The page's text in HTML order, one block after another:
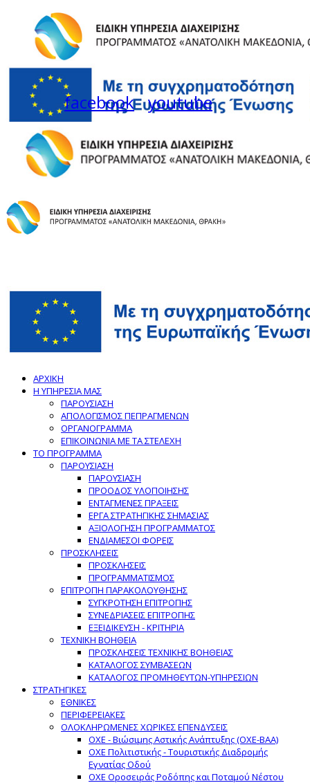
facebook
youtube
Instagram
ΑΡΧΙΚΗ
Η ΥΠΗΡΕΣΙΑ ΜΑΣ
ΠΑΡΟΥΣΙΑΣΗ
ΑΠΟΛΟΓΙΣΜΟΣ ΠΕΠΡΑΓΜΕΝΩΝ
ΟΡΓΑΝΟΓΡΑΜΜΑ
ΕΠΙΚΟΙΝΩΝΙΑ ΜΕ ΤΑ ΣΤΕΛΕΧΗ
ΤΟ ΠΡΟΓΡΑΜΜΑ
ΠΑΡΟΥΣΙΑΣΗ
ΠΑΡΟΥΣΙΑΣΗ
ΠΡΟΟΔΟΣ ΥΛΟΠΟΙΗΣΗΣ
ΕΝΤΑΓΜΕΝΕΣ ΠΡΑΞΕΙΣ
ΕΡΓΑ ΣΤΡΑΤΗΓΙΚΗΣ ΣΗΜΑΣΙΑΣ
ΑΞΙΟΛΟΓΗΣΗ ΠΡΟΓΡΑΜΜΑΤΟΣ
ΕΝΔΙΑΜΕΣΟΙ ΦΟΡΕΙΣ
ΠΡΟΣΚΛΗΣΕΙΣ
ΠΡΟΣΚΛΗΣΕΙΣ
ΠΡΟΓΡΑΜΜΑΤΙΣΜΟΣ
ΕΠΙΤΡΟΠΗ ΠΑΡΑΚΟΛΟΥΘΗΣΗΣ
ΣΥΓΚΡΟΤΗΣΗ ΕΠΙΤΡΟΠΗΣ
ΣΥΝΕΔΡΙΑΣΕΙΣ ΕΠΙΤΡΟΠΗΣ
ΕΞΕΙΔΙΚΕΥΣΗ - ΚΡΙΤΗΡΙΑ
ΤΕΧΝΙΚΗ ΒΟΗΘΕΙΑ
ΠΡΟΣΚΛΗΣΕΙΣ ΤΕΧΝΙΚΗΣ ΒΟΗΘΕΙΑΣ
ΚΑΤΑΛΟΓΟΣ ΣΥΜΒΑΣΕΩΝ
ΚΑΤΑΛΟΓΟΣ ΠΡΟΜΗΘΕΥΤΩΝ-ΥΠΗΡΕΣΙΩΝ
ΣΤΡΑΤΗΓΙΚΕΣ
ΕΘΝΙΚΕΣ
ΠΕΡΙΦΕΡΕΙΑΚΕΣ
ΟΛΟΚΛΗΡΩΜΕΝΕΣ ΧΩΡΙΚΕΣ ΕΠΕΝΔΥΣΕΙΣ
ΟΧΕ - Βιώσιμης Αστικής Ανάπτυξης (ΟΧΕ-ΒΑΑ)
ΟΧΕ Πολιτιστικής - Τουριστικής Διαδρομής
Εγνατίας Οδού
ΟΧΕ Οροσειράς Ροδόπης και Ποταμού Νέστου